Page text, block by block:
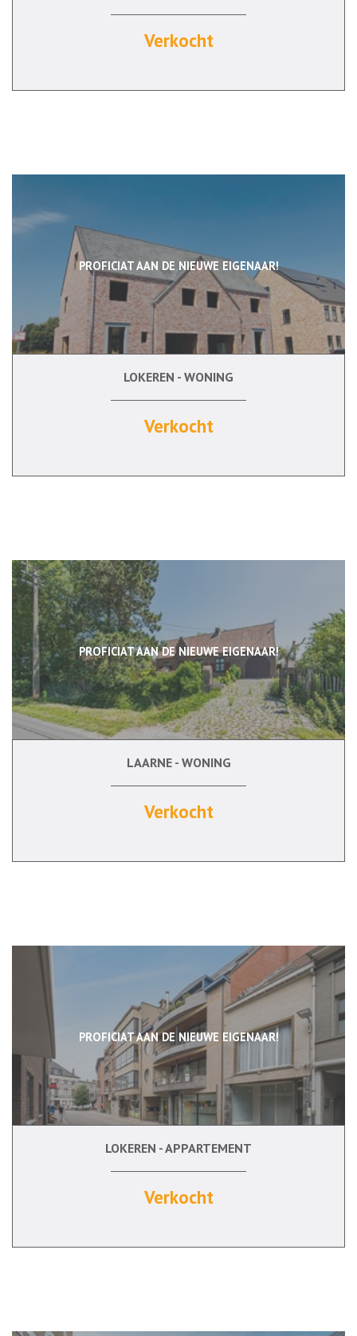
Verkocht
PROFICIAT AAN DE NIEUWE EIGENAAR!
188 m² 5
LOKEREN - WONING
Verkocht
PROFICIAT AAN DE NIEUWE EIGENAAR!
140 m²
LAARNE - WONING
Verkocht
PROFICIAT AAN DE NIEUWE EIGENAAR!
150 m² 3 Ja
LOKEREN - APPARTEMENT
Verkocht